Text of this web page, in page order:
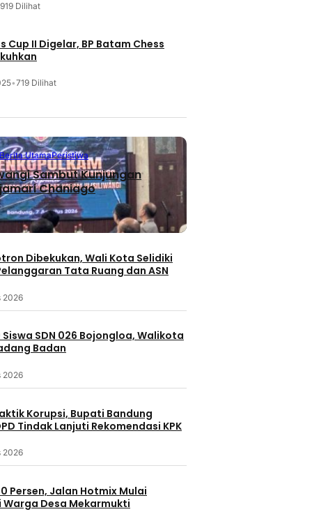
919 Dilihat
Cup II Digelar, BP Batam Chess
•719 Dilihat
UtamaPeristiwa
Sambut Kunjungan
Chaniago
Dibekukan, Wali Kota Selidiki
Tata Ruang dan ASN
2026
Siswa SDN 026 Bojongloa, Walikota
Badan
2026
Korupsi, Bupati Bandung
Tindak Lanjuti Rekomendasi KPK
2026
Persen, Jalan Hotmix Mulai
Desa Mekarmukti